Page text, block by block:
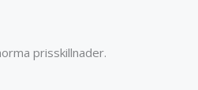
prisskillnader.